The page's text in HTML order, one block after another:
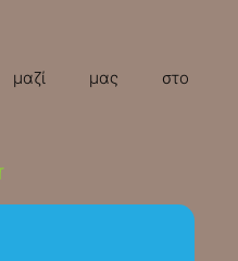
μαζί μας στο